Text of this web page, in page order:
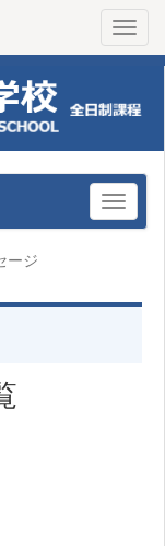
ージ